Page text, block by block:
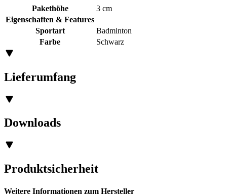
Pakethöhe
3 cm
Eigenschaften & Features
Sportart
Badminton
Farbe
Schwarz
Lieferumfang
Downloads
Produktsicherheit
Weitere Informationen zum Hersteller